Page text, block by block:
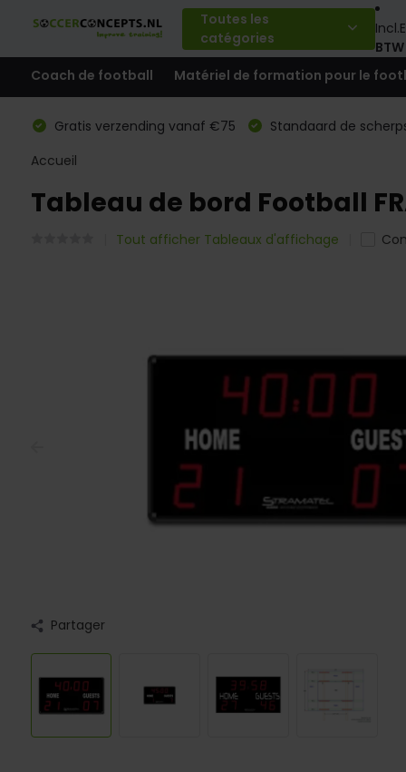
Toutes les
catégories
Incl.
BTW
Coach de football Matériel de formation pour le
Gratis verzending vanaf €75 Standaard de
Accueil
Tableau de bord Football
Tout afficher Tableaux d'affichage
Partager